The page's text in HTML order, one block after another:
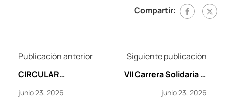
Compartir:
Publicación anterior
CIRCULAR
MATRICULACIÓN EN
junio 23, 2026
Siguiente publicación
VII Carrera Solidaria El
junio 23, 2026